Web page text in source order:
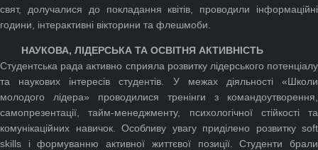
свят, долучалися до покладання квітів, проводили інформаційні
години, інтерактивні вікторини та флешмоби.
НАУКОВА, ЛІДЕРСЬКА ТА ОСВІТНЯ АКТИВНІСТЬ
Студентська рада активно сприяла розвитку лідерського потенціалу
та наукових інтересів студентів. У межах діяльності «Школи
молодого лідера» проводилися тренінги з командоутворення,
самопрезентації, тайм-менеджменту, психологічної стійкості та
комунікаційних навичок. Особливу увагу приділено розвитку soft
skills і формуванню активної життєвої позиції. Студенти брали